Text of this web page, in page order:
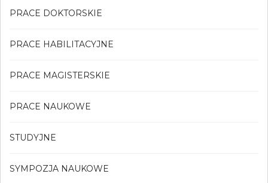
PRACE DOKTORSKIE
PRACE HABILITACYJNE
PRACE MAGISTERSKIE
PRACE NAUKOWE
STUDYJNE
SYMPOZJA NAUKOWE